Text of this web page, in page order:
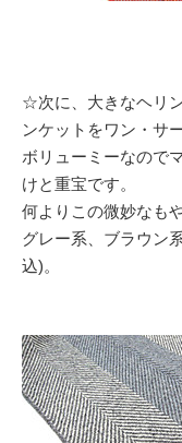
☆次に、大きなヘリ
ンケットをワン・サ
ボリューミーなので
けと重宝です。
何よりこの微妙なも
グレー系、ブラウン
込)。